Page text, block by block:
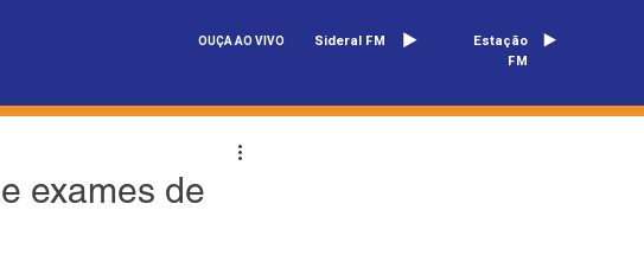
OUÇA AO VIVO Sideral FM
Estação
FM
exames de